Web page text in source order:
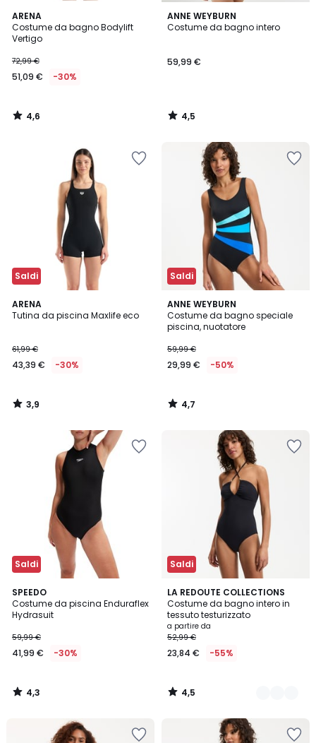
ARENA
Costume da bagno Bodylift
Vertigo
72,99 €
51,09 € -30%
4,6
/ 5
4,6
/
ANNE WEYBURN
Costume da bagno intero
59,99 €
4,5
/ 5
4,5
/
Saldi
ARENA
Tutina da piscina Maxlife eco
61,99 €
43,39 € -30%
3,9
/ 5
3,9
/
Saldi
ANNE WEYBURN
Costume da bagno speciale
piscina, nuotatore
59,99 €
29,99 € -50%
4,7
/ 5
4,7
/
Saldi
SPEEDO
Costume da piscina Enduraflex
Hydrasuit
59,99 €
41,99 € -30%
4,3
/ 5
4,3
/
Saldi
LA REDOUTE COLLECTIONS
Costume da bagno intero in
tessuto testurizzato
a partire da
52,99 €
23,84 € -55%
4,5
/ 5
2
Colori
4,5
/